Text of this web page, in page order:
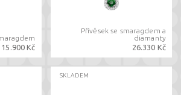
15.900 Kč
Přívěsek se smaragdem a
diamanty
26.330 Kč
SKLADEM